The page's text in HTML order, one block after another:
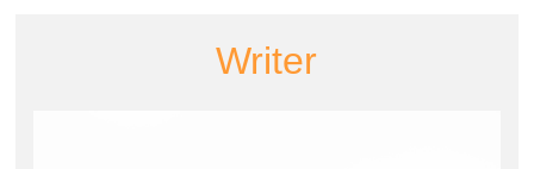
Writer